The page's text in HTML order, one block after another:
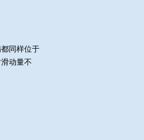
同样位于
动量不